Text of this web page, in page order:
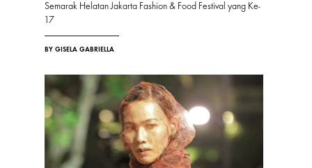
Semarak Helatan Jakarta Fashion & Food Festival yang Ke-
17
BY GISELA GABRIELLA